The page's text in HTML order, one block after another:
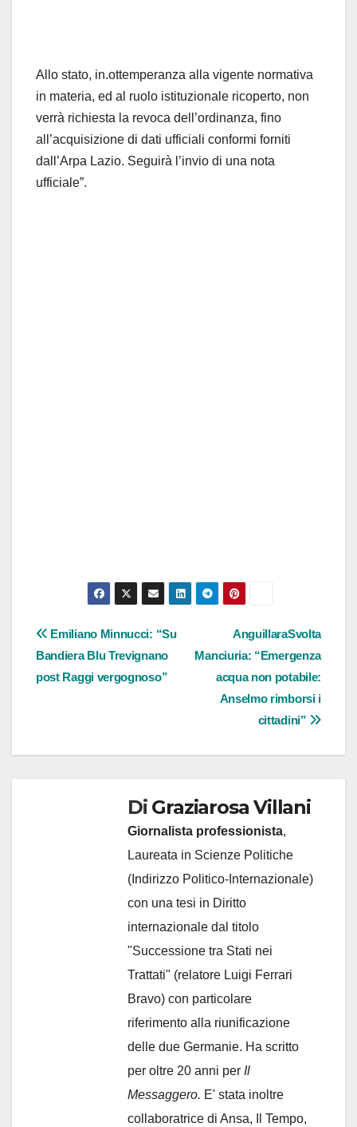
Allo stato, in.ottemperanza alla vigente normativa
in materia, ed al ruolo istituzionale ricoperto, non
verrà richiesta la revoca dell’ordinanza, fino
all’acquisizione di dati ufficiali conformi forniti
dall’Arpa Lazio. Seguirà l’invio di una nota
ufficiale”.
Navigazione
articoli
AnguillaraSvolta
Manciuria: “Emergenza
acqua non potabile:
Anselmo rimborsi i
cittadini”
Emiliano Minnucci: “Su
Bandiera Blu Trevignano
post Raggi vergognoso”
Di Graziarosa Villani
Giornalista professionista,
Laureata in Scienze Politiche
(Indirizzo Politico-Internazionale)
con una tesi in Diritto
internazionale dal titolo
"Successione tra Stati nei
Trattati" (relatore Luigi Ferrari
Bravo) con particolare
riferimento alla riunificazione
delle due Germanie. Ha scritto
per oltre 20 anni per Il
Messaggero. E' stata inoltre
collaboratrice di Ansa, Il Tempo,